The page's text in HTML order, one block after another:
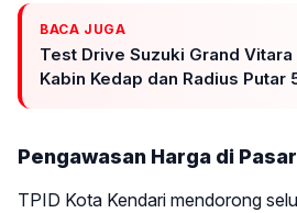
BACA JUGA
Test Drive Suzuki Grand Vitara
Kabin Kedap dan Radius Putar
Pengawasan Harga di
TPID Kota Kendari mendorong